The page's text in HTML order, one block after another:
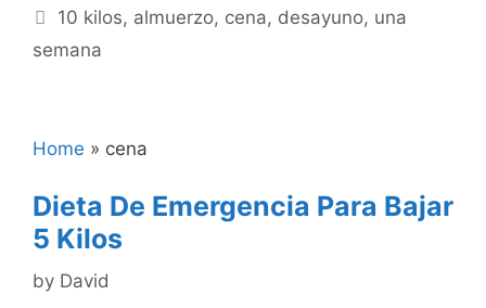
Tags
10 kilos, almuerzo, cena, desayuno, una
semana
Home » cena
Dieta De Emergencia Para Bajar
5 Kilos
by David